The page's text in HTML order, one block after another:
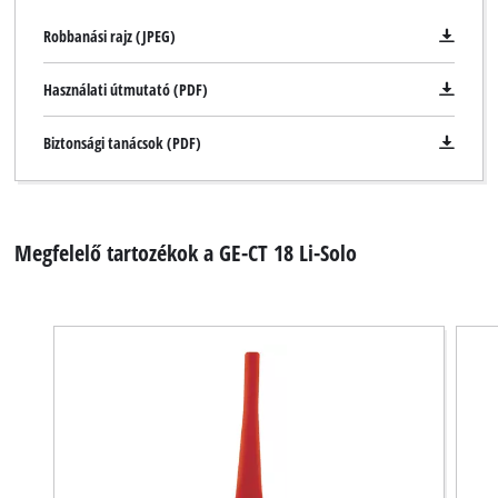
Robbanási rajz (JPEG)
Használati útmutató (PDF)
Biztonsági tanácsok (PDF)
Megfelelő tartozékok a GE-CT 18 Li-Solo